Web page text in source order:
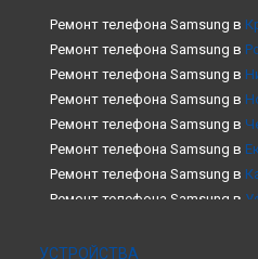
Ремонт телефона Samsung в
Ремонт телефона Samsung в
Ремонт телефона Samsung в
Ремонт телефона Samsung в
Ремонт телефона Samsung в
Ремонт телефона Samsung в
Ремонт телефона Samsung в
Ремонт телефона Samsung в
Ремонт телефона Samsung в
УСТРОЙСТВА